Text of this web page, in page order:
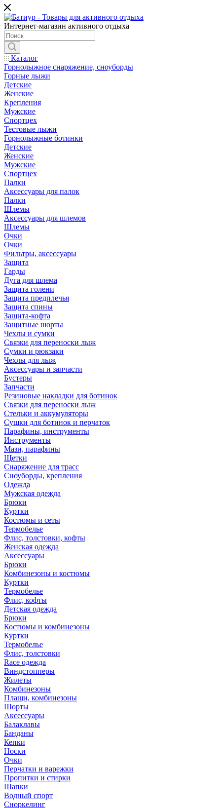
Интернет-магазин активного отдыха
Каталог
Горнолыжное снаряжение, сноуборды
Горные лыжи
Детские
Женские
Крепления
Мужские
Спортцех
Тестовые лыжи
Горнолыжные ботинки
Детские
Женские
Мужские
Спортцех
Палки
Аксессуары для палок
Палки
Шлемы
Аксессуары для шлемов
Шлемы
Очки
Очки
Фильтры, аксессуары
Защита
Гарды
Дуга для шлема
Защита голени
Защита предплечья
Защита спины
Защита-кофта
Защитные шорты
Чехлы и сумки
Связки для переноски лыж
Сумки и рюкзаки
Чехлы для лыж
Аксессуары и запчасти
Бустеры
Запчасти
Резиновые накладки для ботинок
Связки для переноски лыж
Стельки и аккумуляторы
Сушки для ботинок и перчаток
Парафины, инструменты
Инструменты
Мази, парафины
Щетки
Снаряжение для трасс
Сноуборды, крепления
Одежда
Мужская одежда
Брюки
Куртки
Костюмы и сеты
Термобелье
Флис, толстовки, кофты
Женская одежда
Аксессуары
Брюки
Комбинезоны и костюмы
Куртки
Термобелье
Флис, кофты
Детская одежда
Брюки
Костюмы и комбинезоны
Куртки
Термобелье
Флис, толстовки
Race одежда
Виндстопперы
Жилеты
Комбинезоны
Плащи, комбинезоны
Шорты
Аксессуары
Балаклавы
Банданы
Кепки
Носки
Очки
Перчатки и варежки
Пропитки и стирки
Шапки
Водный спорт
Сноркелинг